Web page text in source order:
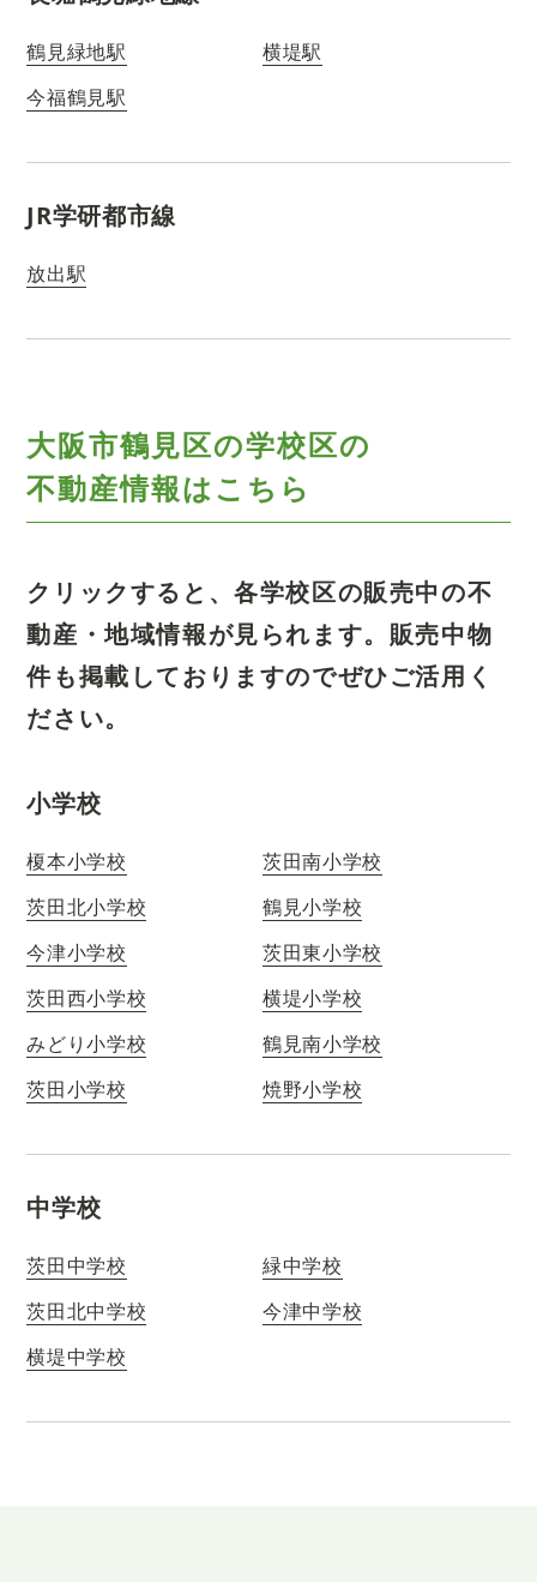
鶴見緑地駅
横堤駅
今福鶴見駅
JR学研都市線
放出駅
大阪市鶴見区の学校区の
不動産情報はこちら
クリックすると、各学校区の販売中の不
動産・地域情報が見られます。 販売中物
件も掲載しておりますのでぜひご活用く
ださい。
小学校
榎本小学校
茨田南小学校
茨田北小学校
鶴見小学校
今津小学校
茨田東小学校
茨田西小学校
横堤小学校
みどり小学校
鶴見南小学校
茨田小学校
焼野小学校
中学校
茨田中学校
緑中学校
茨田北中学校
今津中学校
横堤中学校